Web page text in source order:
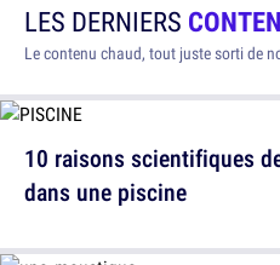
LES DERNIERS
Le contenu chaud, tout juste sorti de
10 raisons scientifiques
dans une piscine